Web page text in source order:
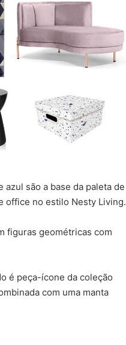
são a base da paleta de
office no estilo Nesty Living.
figuras geométricas com
é peça-ícone da coleção
com uma manta